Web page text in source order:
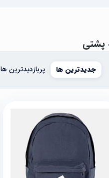
پشتی
جدیدترین ها پربازدیدترین ها